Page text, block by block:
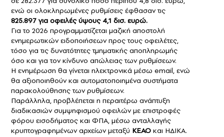
ενώ οι ολοκληρωμένες ρυθμίσεις έφθασαν τις
825.897 για οφειλές ύψους 4,1 δισ. ευρώ.
Για το 2026 προγραμματίζεται μαζική αποστολή
ενημερωτικών ειδοποιήσεων προς τους οφειλέτες,
τόσο για τις δυνατότητες τμηματικής αποπληρωμής
όσο και για τον κίνδυνο απώλειας των ρυθμίσεων.
Η ενημέρωση θα γίνεται ηλεκτρονικά μέσω email, ενώ
θα αξιοποιηθούν και αυτοματοποιημένα συστήματα
παρακολούθησης των ρυθμίσεων.
Παράλληλα, προβλέπεται η περαιτέρω ανάπτυξη
διαδικασιών συμψηφισμού οφειλών με επιστροφές
φόρου εισοδήματος και ΦΠΑ, μέσω ανταλλαγής
κρυπτογραφημένων αρχείων μεταξύ ΚΕΑΟ και ΗΔΙΚΑ.